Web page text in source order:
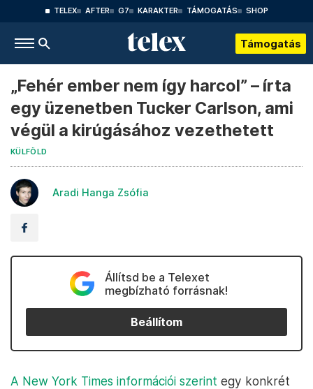
TELEX AFTER G7 KARAKTER TÁMOGATÁS SHOP
Támogatás
„Fehér ember nem így harcol” – írta
egy üzenetben Tucker Carlson, ami
végül a kirúgásához vezethetett
KÜLFÖLD
Aradi Hanga Zsófia
Állítsd be a Telexet
megbízható forrásnak!
Beállítom
A New York Times információi szerint egy konkrét